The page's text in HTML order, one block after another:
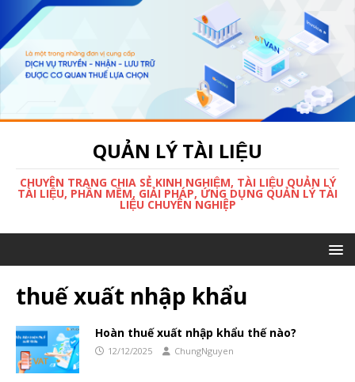
QUẢN LÝ TÀI LIỆU
CHUYÊN TRANG CHIA SẺ KINH NGHIỆM, TÀI LIỆU QUẢN LÝ
TÀI LIỆU, PHẦN MỀM, GIẢI PHÁP, ỨNG DỤNG QUẢN LÝ TÀI
LIỆU CHUYÊN NGHIỆP
thuế xuất nhập khẩu
Hoàn thuế xuất nhập khẩu thế nào?
12/12/2025 ChungNguyen